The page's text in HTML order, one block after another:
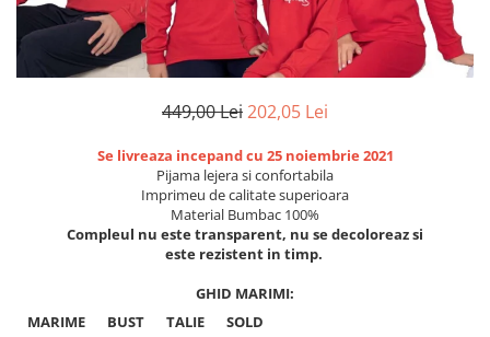
Cadouri barbati
Seturi cadou barbati
Cadouri craciun barbati
Cadouri personalizate barbati
Caciuli copii
Cadouri copii 1 an
Etichete scolare
Sepci personalizate
Caserole personalizate sandwich
Saculeti personalizati
Sticla de apa personalizata
Agende si caiete personalizate
449,00 Lei202,05 Lei
Se livreaza incepand cu 25 noiembrie 2021
Pijama lejera si confortabila
Imprimeu de calitate superioara
Material Bumbac 100%
Compleul nu este transparent, nu se decoloreaz si
este rezistent in timp.
GHID MARIMI:
MARIME
BUST TALIE
SOLD